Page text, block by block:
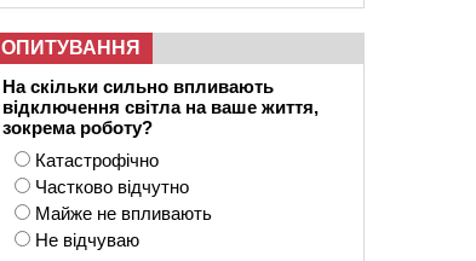
ОПИТУВАННЯ
На скільки сильно впливають
відключення світла на ваше життя,
зокрема роботу?
Катастрофічно
Частково відчутно
Майже не впливають
Не відчуваю